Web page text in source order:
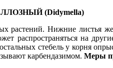
(Didymella)
растений. Нижние листья
распро­страняться на
стебель у корня
карбендазимом. Меры